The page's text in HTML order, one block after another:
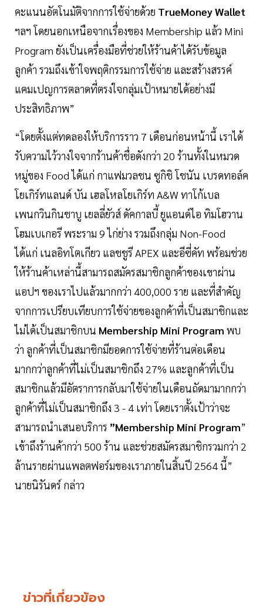
คะแนนอัตโนมัติจากการใช้จ่ายด้วย TrueMoney Wallet
ฯลฯ โดยนอกเหนือจากเรื่องของ Membership แล้ว Mini
Program ยังเป็นเครื่องมือที่ช่วยให้ร้านค้าได้รับข้อมูล
ลูกค้า รวมถึงเข้าใจพฤติกรรมการใช้จ่าย และสร้างสรรค์
แคมเปญการตลาดที่ตรงใจกลุ่มเป้าหมายได้อย่างมี
ประสิทธิภาพ”
“โดยตั้งแต่ทดลองให้บริการราว 7 เดือนก่อนหน้านี้ เราได้
รับความไว้วางใจจากร้านค้าชื่อดังกว่า 20 ร้านทั้งในหมวด
หมู่ของ Food ได้แก่ กาแฟมวลชน ซูกิชิ โชนัน เบรดทอล์ค
โยเกิร์ทแลนด์ บัน เฮลโหลโยเกิร์ท A&W ทาโก้เบล
เพนกวินกินชาบู เยลลี่ยัวส์ ดัคกาลบี้ ยูแอนด์ไอ ทิมโฮวาน
โฮมเบเกอรี พระราม 9 ไก่ย่าง รวมถึงกลุ่ม Non-Food
ได้แก่ เนลอิทโตเกียว แลชชูรี APEX และอีซี่คัท พร้อมช่วย
ให้ร้านค้าเหล่านี้สามารถสมัครสมาชิกลูกค้าของเขาผ่าน
แอปฯ ของเราไปแล้วมากกว่า 400,000 ราย และที่สำคัญ
จากการเปรียบเทียบการใช้จ่ายของลูกค้าที่เป็นสมาชิกและ
ไม่ได้เป็นสมาชิกบน Membership Mini Program พบ
ว่า ลูกค้าที่เป็นสมาชิกมียอดการใช้จ่ายที่ร้านต่อเดือน
มากกว่าลูกค้าที่ไม่เป็นสมาชิกถึง 27% และลูกค้าที่เป็น
สมาชิกแล้วมีอัตราการกลับมาใช้จ่ายในเดือนถัดมามากกว่า
ลูกค้าที่ไม่เป็นสมาชิกถึง 3 - 4 เท่า โดยเราตั้งเป้าว่าจะ
สามารถนำเสนอบริการ ”Membership Mini Program”
เข้าถึงร้านค้ากว่า 500 ร้าน และช่วยสมัครสมาชิกรวมกว่า 2
ล้านรายผ่านแพลตฟอร์มของเราภายในสิ้นปี 2564 นี้”
นายนิรันดร์ กล่าว
ข่าวที่เกี่ยวข้อง